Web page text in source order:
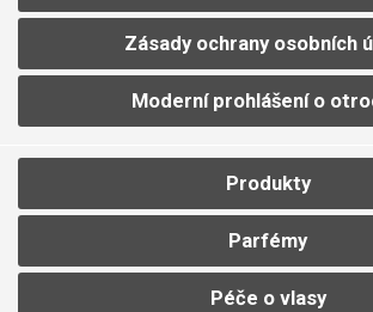
Zásady ochrany osobních
Moderní prohlášení o
Produkty
Parfémy
Péče o vlasy